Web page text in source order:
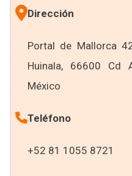
Dirección
Portal de Mallorca
Huinala, 66600 Cd
México
Teléfono
+52 81 1055 8721